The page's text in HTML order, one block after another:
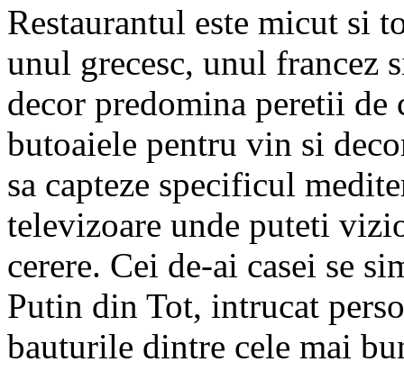
Restaurantul este micut si
unul grecesc, unul francez
decor predomina peretii de
butoaiele pentru vin si
sa capteze specificul
televizoare unde puteti
cerere. Cei de-ai casei se
Putin din Tot, intrucat
bauturile dintre cele mai